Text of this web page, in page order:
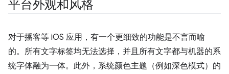
平台外观和风格
对于播客等 iOS 应用，有一个更细致的功能是不言而喻
的。所有文字标签均无法选择，并且所有文字都与机器的系
统字体融为一体。此外，系统颜色主题（例如深色模式）的